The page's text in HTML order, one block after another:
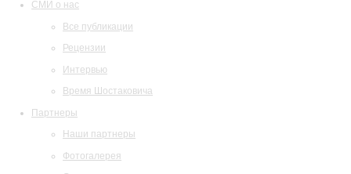
СМИ о нас
Все публикации
Рецензии
Интервью
Время Шостаковича
Партнеры
Наши партнеры
Фотогалерея